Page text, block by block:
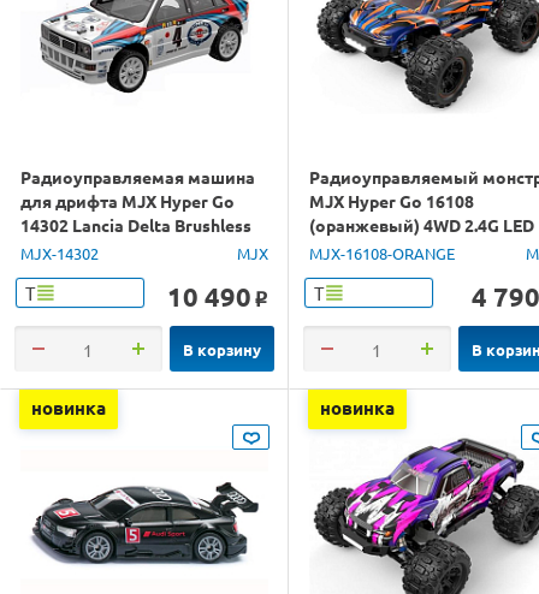
Радиоуправляемая машина
для дрифта MJX Hyper Go
14302 Lancia Delta Brushless
4WD 2.4G LED 1/14 RTR
MJX-14302 MJX
Т 10 490 o
В корзину
Радиоуправляемый
MJX Hyper Go 16108
(оранжевый) 4WD 2.4G LED
1/16 RTR
MJX-16108-ORANGE
Т 4 790
В
новинка новинка